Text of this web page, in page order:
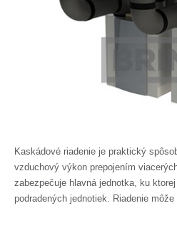
Kaskádové riadenie je praktický
vzduchový výkon prepojením
zabezpečuje hlavná jednotka, ku
podradených jednotiek. Riadenie môže